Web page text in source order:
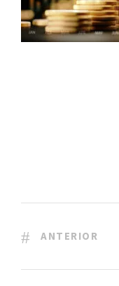
ANTERIOR